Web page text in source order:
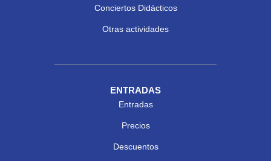
Conciertos Didácticos
Otras actividades
ENTRADAS
Entradas
Precios
Descuentos